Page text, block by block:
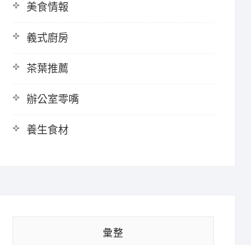
美食情報
義式廚房
茶葉推薦
辦公室零嘴
養生食材
彙整